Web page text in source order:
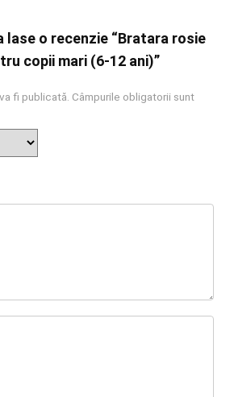
lase o recenzie “Bratara rosie
copii mari (6-12 ani)”
fi publicată. Câmpurile obligatorii sunt